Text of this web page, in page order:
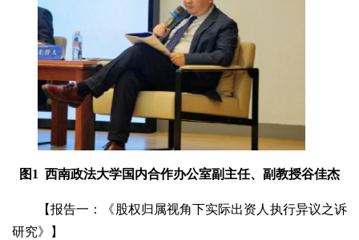
图1 西南政法大学国内合作办公室副主任、副教授谷佳杰
【报告一：《股权归属视角下实际出资人执行异议之诉
研究》】